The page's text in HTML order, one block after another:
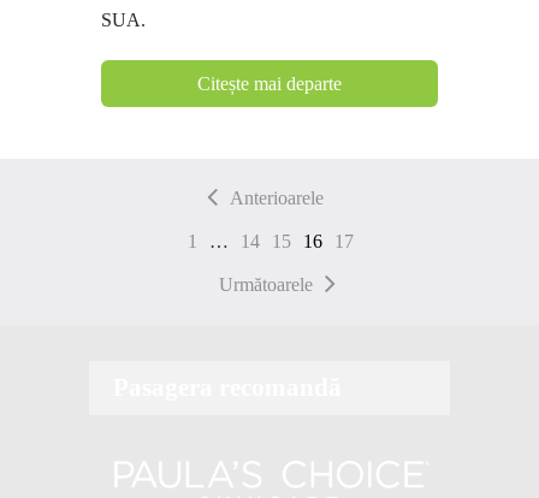
SUA.
Citește mai departe
Anterioarele
1 … 14 15 16 17
Următoarele